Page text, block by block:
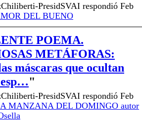
PresidSVAI respondió Feb
DEL BUENO
POEMA.
METÁFORAS:
máscaras que ocultan
"
PresidSVAI respondió Feb
MANZANA DEL DOMINGO autor